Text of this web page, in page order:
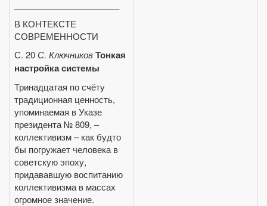
В КОНТЕКСТЕ
СОВРЕМЕННОСТИ
С. 20С. КлючниковТонкая
настройка системы
Тринадцатая по счёту
традиционная ценность,
упоминаемая в Указе
президента № 809, –
коллективизм – как будто
бы погружает человека в
советскую эпоху,
придававшую воспитанию
коллективизма в массах
огромное значение.